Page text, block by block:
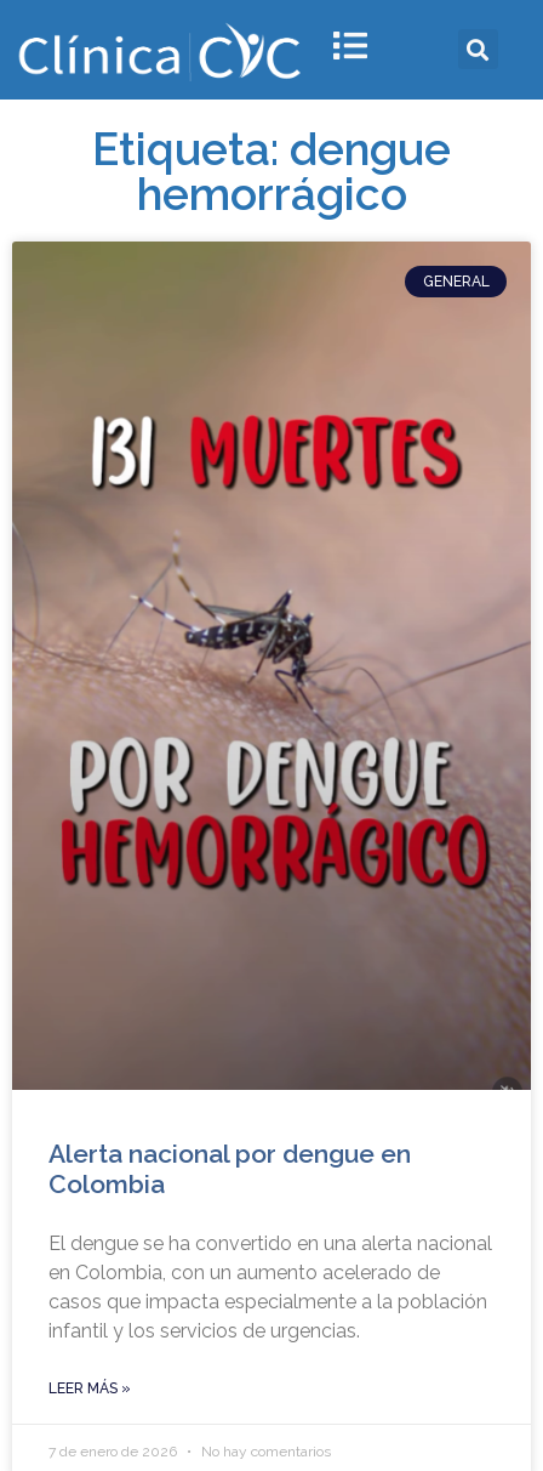
Etiqueta: dengue
hemorrágico
GENERAL
Alerta nacional por dengue en
Colombia
El dengue se ha convertido en una alerta nacional
en Colombia, con un aumento acelerado de
casos que impacta especialmente a la población
infantil y los servicios de urgencias.
LEER MÁS »
7 de enero de 2026 No hay comentarios